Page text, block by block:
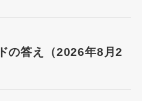
の答え（2026年8月2